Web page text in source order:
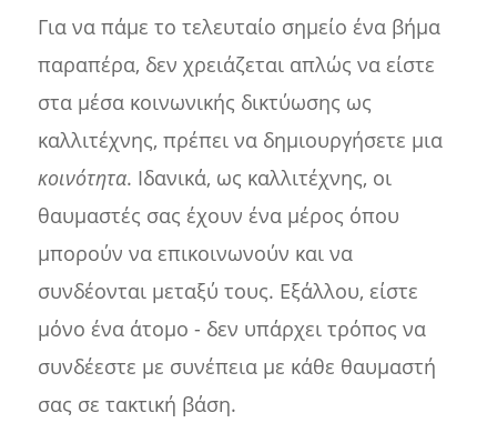
Για να πάμε το τελευταίο σημείο ένα βήμα
παραπέρα, δεν χρειάζεται απλώς να είστε
στα μέσα κοινωνικής δικτύωσης ως
καλλιτέχνης, πρέπει να δημιουργήσετε μια
κοινότητα. Ιδανικά, ως καλλιτέχνης, οι
θαυμαστές σας έχουν ένα μέρος όπου
μπορούν να επικοινωνούν και να
συνδέονται μεταξύ τους. Εξάλλου, είστε
μόνο ένα άτομο - δεν υπάρχει τρόπος να
συνδέεστε με συνέπεια με κάθε θαυμαστή
σας σε τακτική βάση.